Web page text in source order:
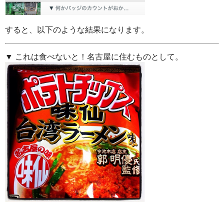
すると、以下のような結果になります。
▼ これは食べないと！名古屋に住むものとして。